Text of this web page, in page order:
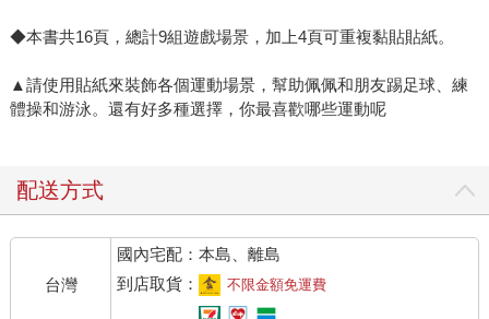
◆本書共16頁，總計9組遊戲場景，加上4頁可重複黏貼貼紙。
▲請使用貼紙來裝飾各個運動場景，幫助佩佩和朋友踢足球、練
體操和游泳。還有好多種選擇，你最喜歡哪些運動呢
配送方式
台灣
國內宅配：本島、離島
到店取貨：
不限金額免運費